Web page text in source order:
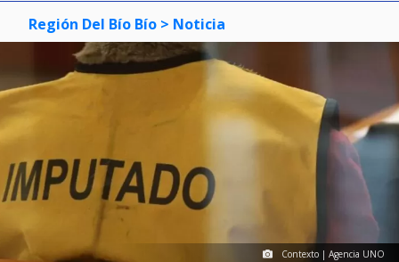
Región Del Bío Bío > Noticia
Contexto | Agencia UNO